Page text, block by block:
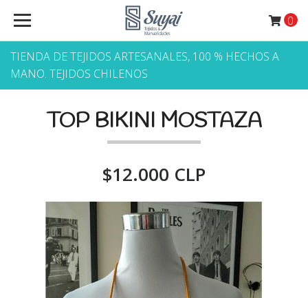
TIENDA DE TEJIDOS ARTESANALES, 100 % HECHOS A
MANO. TEJIDOS CHILENOS
0
TOP BIKINI MOSTAZA
$12.000 CLP